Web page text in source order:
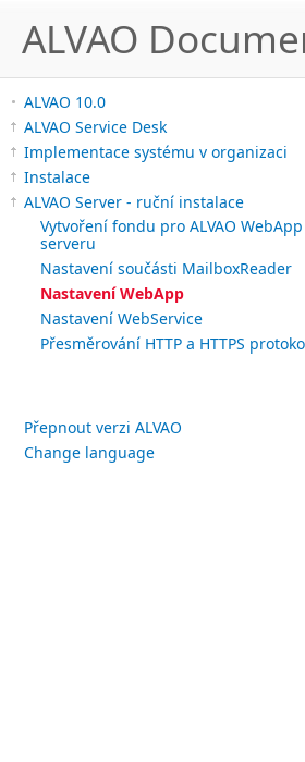
ALVAO
ALVAO 10.0
ALVAO Service Desk
Implementace systému v organizaci
Instalace
ALVAO Server - ruční instalace
Vytvoření fondu pro ALVAO
serveru
Nastavení součásti MailboxReader
Nastavení WebApp
Nastavení WebService
Přesměrování HTTP a HTTPS
Přepnout verzi ALVAO
Change language